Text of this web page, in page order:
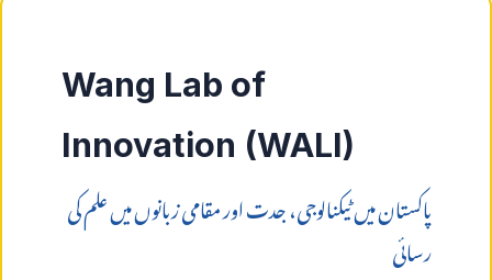
Wang Lab of
Innovation (WALI)
پاکستان میں ٹیکنالوجی، جدت اور مقامی زبانوں میں علم کی
رسائی